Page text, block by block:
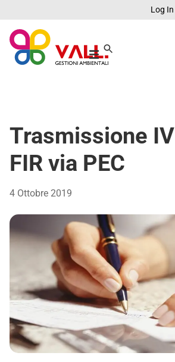
Log In
Trasmissione
FIR via PEC
4 Ottobre 2019